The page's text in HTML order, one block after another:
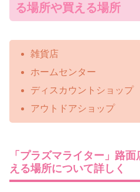
る場所や買える場所
雑貨店
ホームセンター
ディスカウントショップ
アウトドアショップ
「プラズマライター」路
える場所について詳しく